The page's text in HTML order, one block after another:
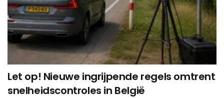
Let op! Nieuwe ingrijpende regels omtrent
snelheidscontroles in België